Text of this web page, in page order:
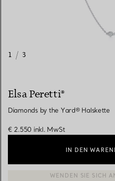
1 / 3
Elsa Peretti®
Diamonds by the Yard® Halskette
€ 2.550 inkl. MwSt
IN DEN